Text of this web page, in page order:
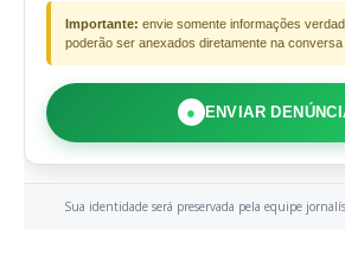
Importante: envie somente informações
poderão ser anexados diretamente na conversa
● ENVIAR
Sua identidade será preservada pela equipe